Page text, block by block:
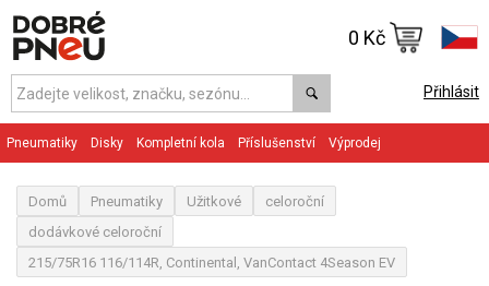
Přihlásit
0 Kč
Pneumatiky Disky Kompletní kola Příslušenství Výprodej
Domů Pneumatiky Užitkové
celoroční
dodávkové celoroční
215/75R16 116/114R, Continental, VanContact 4Season EV